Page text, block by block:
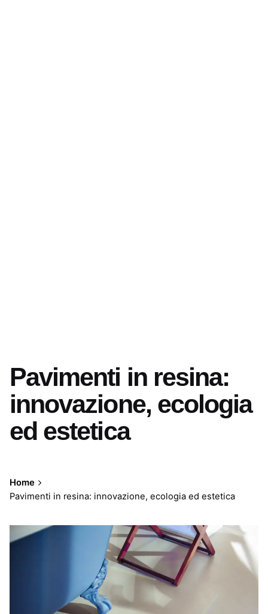
Pavimenti in resina:
innovazione, ecologia
ed estetica
Home
Pavimenti in resina: innovazione, ecologia ed estetica